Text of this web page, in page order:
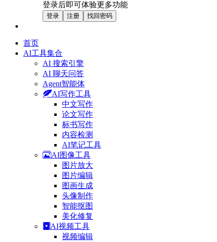
登录后即可体验更多功能
登录 注册 找回密码
首页
AI工具集合
AI 搜索引擎
AI 聊天问答
Agent智能体
AI写作工具
中文写作
论文写作
标书写作
内容检测
AI笔记工具
AI图像工具
图片放大
图片编辑
图画生成
头像制作
智能抠图
美化修复
AI视频工具
视频编辑